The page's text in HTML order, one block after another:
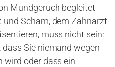
Mundgeruch begleitet
Scham, dem Zahnarzt
muss nicht sein:
Sie niemand wegen
wird oder dass ein